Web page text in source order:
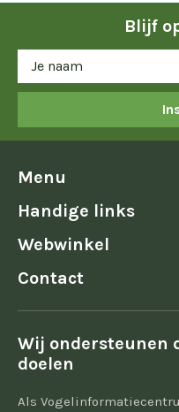
Blijf
Menu
Handige links
Webwinkel
Contact
Wij ondersteunen
doelen
Als